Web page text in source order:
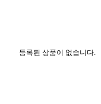
등록된 상품이 없습니다.